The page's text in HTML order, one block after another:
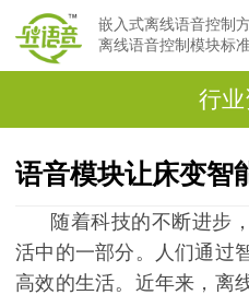
嵌入式离线语音控制
离线语音控制模块标
行
语音模块让床变智
随着科技的不断进步
活中的一部分。人们通过
高效的生活。近年来，离